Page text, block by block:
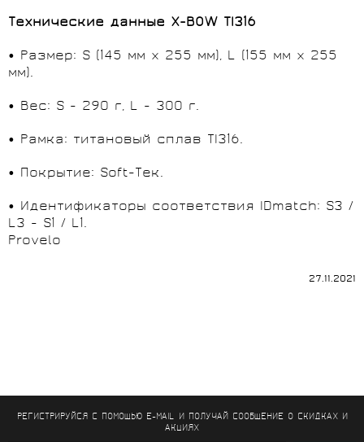
Технические данные X-BOW TI316
• Размер: S (145 мм x 255 мм), L (155 мм x 255
мм).
• Вес: S - 290 г, L - 300 г.
• Рамка: титановый сплав TI316.
• Покрытие: Soft-Тек.
• Идентификаторы соответствия IDmatch: S3 /
L3 - S1 / L1.
Provelo
27.11.2021
РЕГИСТРИРУЙСЯ С ПОМОЩЬЮ E-MAIL И ПОЛУЧАЙ СООБЩЕНИЕО СКИДКАХ И
АКЦИЯХ